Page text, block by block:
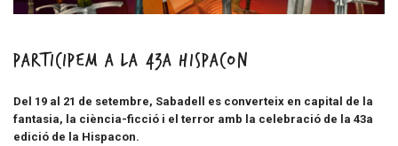
Participem a la 43a Hispacon
Del 19 al 21 de setembre, Sabadell es converteix en capital de la
fantasia, la ciència-ficció i el terror amb la celebració de la 43a
edició de la Hispacon.